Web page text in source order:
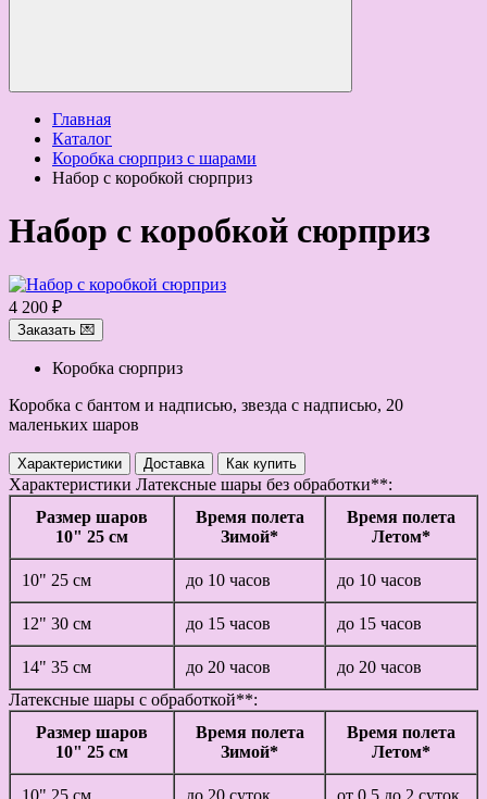
Главная
Каталог
Коробка сюрприз с шарами
Набор с коробкой сюрприз
Набор с коробкой сюрприз
4 200 ₽
Заказать 💌
Коробка сюрприз
Коробка с бантом и надписью, звезда с надписью, 20
маленьких шаров
Характеристики Доставка Как купить
Характеристики Латексные шары без обработки**:
Размер шаров
10" 25 см
Время полета
Зимой*
Время полета
Летом*
10" 25 см до 10 часов до 10 часов
12" 30 см до 15 часов до 15 часов
14" 35 см до 20 часов
до 20 часов
Латексные шары с обработкой**:
Размер шаров
10" 25 см
Время полета
Зимой*
Время полета
Летом*
10" 25 см до 20 суток от 0,5 до 2 суток